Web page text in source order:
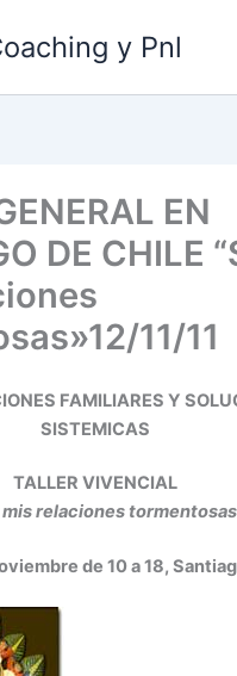
y Pnl
EN
DE CHILE
11/11
FAMILIARES Y
SISTEMICAS
TALLER VIVENCIAL
mis relaciones
de 10 a 18,